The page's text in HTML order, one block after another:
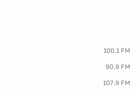
100.1 FM
90.9 FM
107.9 FM